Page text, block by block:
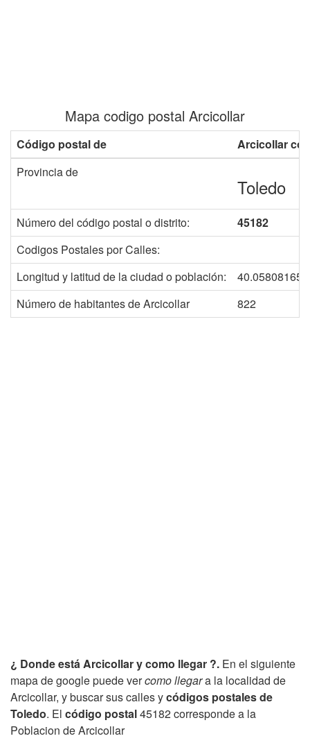
Mapa codigo postal Arcicollar
Código postal de
Arcicollar
Provincia de
Toledo
Número del código postal o distrito:
45182
Codigos Postales por Calles:
Longitud y latitud de la ciudad o población:
Número de habitantes de Arcicollar
822
¿ Donde está Arcicollar y como llegar ?. En el siguiente
mapa de google puede vercomo llegara la localidad de
Arcicollar, y buscar sus calles ycódigos postales de
Toledo. El código postal45182 corresponde a la
Poblacion de Arcicollar